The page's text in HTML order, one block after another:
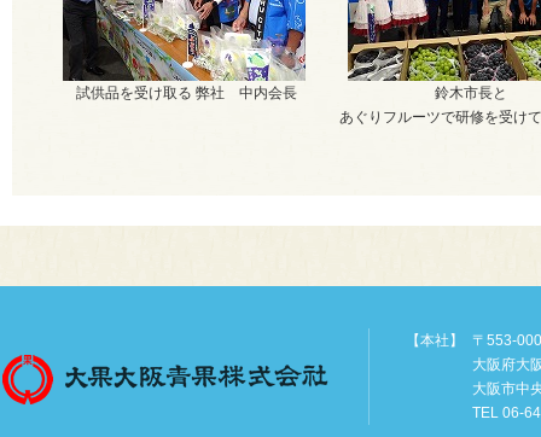
試供品を受け取る 弊社 中内会長
鈴木市長と
あぐりフルーツで研修を受け
【本社】
〒553-
大阪府大
大阪市中
TEL 06-